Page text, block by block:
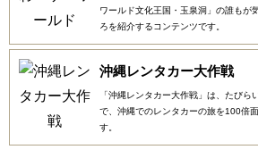
ワールド文化王国・玉泉洞」の誰もが
ろを紹介するコンテンツです。
沖縄レンタカー大作戦
「沖縄レンタカー大作戦」は、たびら
で、沖縄でのレンタカーの旅を100倍
す。